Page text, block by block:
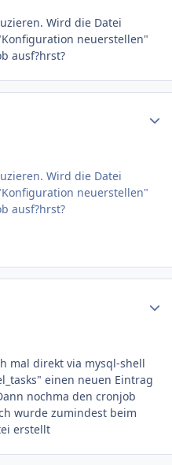
Wird die Datei
neuerstellen"
ausf?hrst?
Wird die Datei
neuerstellen"
ausf?hrst?
mal direkt via mysql-shell
einen neuen Eintrag
nochma den cronjob
wurde zumindest beim
erstellt